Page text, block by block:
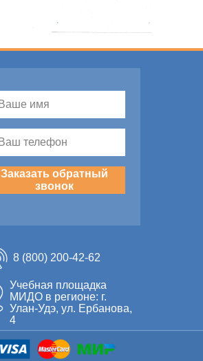
8 (800) 200-42-62
Учебная площадка
МИДО в регионе: г.
Улан-Удэ, ул. Ербанова,
4
Заказать обратный
звонок